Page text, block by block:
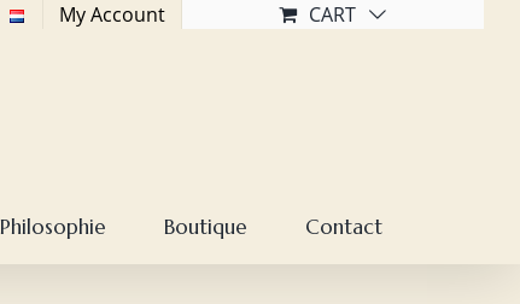
My Account CART
Boutique Contact